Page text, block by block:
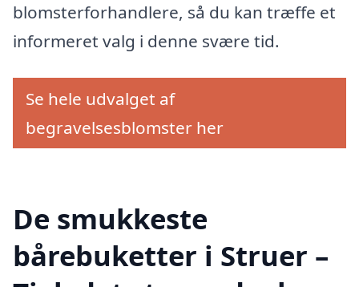
blomsterforhandlere, så du kan træffe et
informeret valg i denne svære tid.
Se hele udvalget af
begravelsesblomster her
De smukkeste
bårebuketter i Struer –